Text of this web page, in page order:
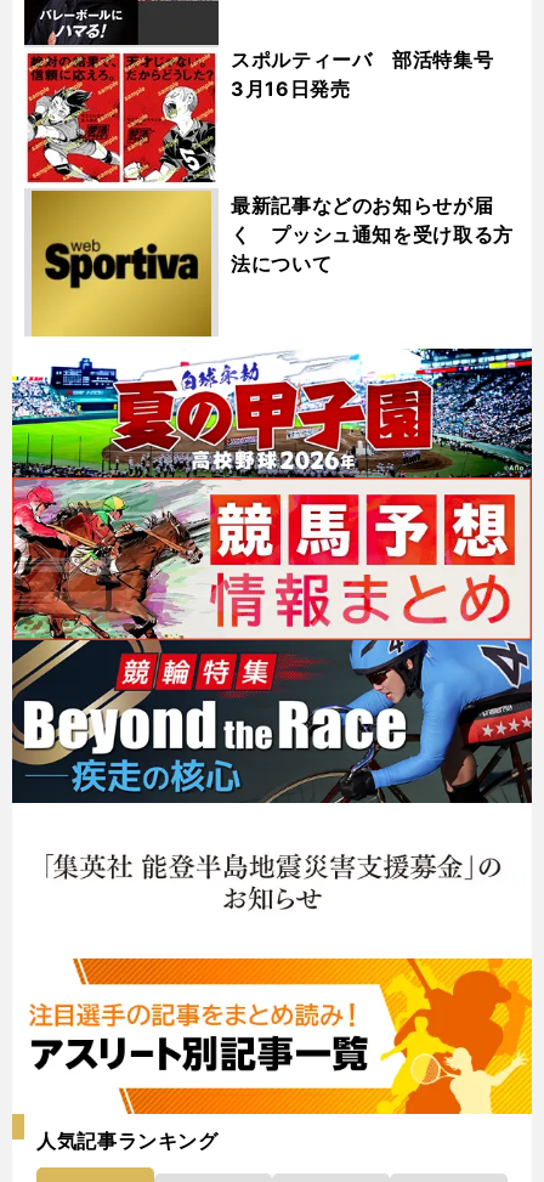
スポルティーバ 部活特集号
3月16日発売
最新記事などのお知らせが届
く プッシュ通知を受け取る方
法について
人気記事ランキング